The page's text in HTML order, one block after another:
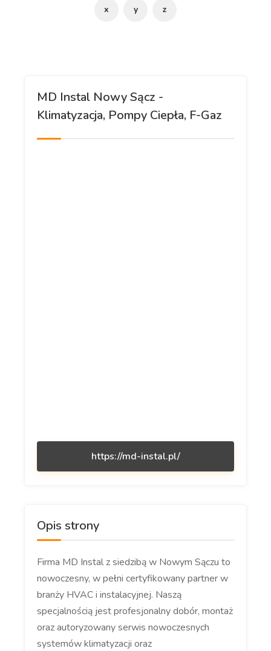
x y z
MD Instal Nowy Sącz -
Klimatyzacja, Pompy Ciepła, F-Gaz
https://md-instal.pl/
Opis strony
Firma MD Instal z siedzibą w Nowym Sączu to
nowoczesny, w pełni certyfikowany partner w
branży HVAC i instalacyjnej. Naszą
specjalnością jest profesjonalny dobór, montaż
oraz autoryzowany serwis nowoczesnych
systemów klimatyzacji oraz